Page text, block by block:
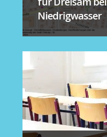
Niedrigwasser